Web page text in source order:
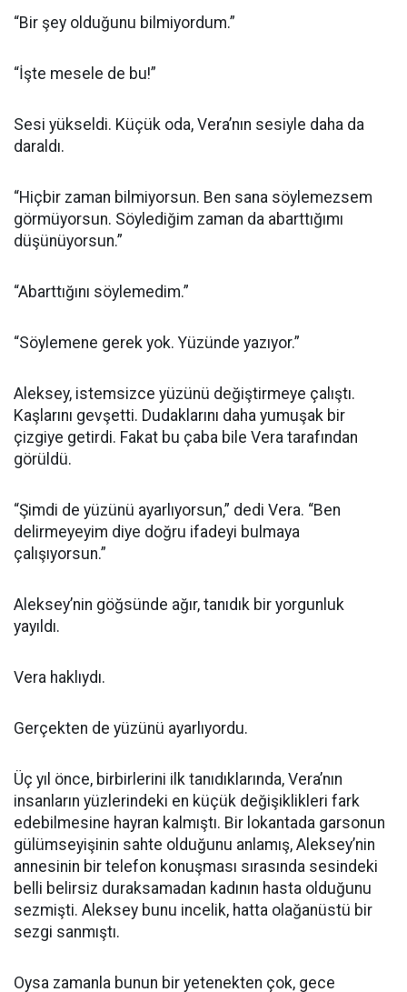
“Bir şey olduğunu bilmiyordum.”
“İşte mesele de bu!”
Sesi yükseldi. Küçük oda, Vera’nın sesiyle daha da
daraldı.
“Hiçbir zaman bilmiyorsun. Ben sana söylemezsem
görmüyorsun. Söylediğim zaman da abarttığımı
düşünüyorsun.”
“Abarttığını söylemedim.”
“Söylemene gerek yok. Yüzünde yazıyor.”
Aleksey, istemsizce yüzünü değiştirmeye çalıştı.
Kaşlarını gevşetti. Dudaklarını daha yumuşak bir
çizgiye getirdi. Fakat bu çaba bile Vera tarafından
görüldü.
“Şimdi de yüzünü ayarlıyorsun,” dedi Vera. “Ben
delirmeyeyim diye doğru ifadeyi bulmaya
çalışıyorsun.”
Aleksey’nin göğsünde ağır, tanıdık bir yorgunluk
yayıldı.
Vera haklıydı.
Gerçekten de yüzünü ayarlıyordu.
Üç yıl önce, birbirlerini ilk tanıdıklarında, Vera’nın
insanların yüzlerindeki en küçük değişiklikleri fark
edebilmesine hayran kalmıştı. Bir lokantada garsonun
gülümseyişinin sahte olduğunu anlamış, Aleksey’nin
annesinin bir telefon konuşması sırasında sesindeki
belli belirsiz duraksamadan kadının hasta olduğunu
sezmişti. Aleksey bunu incelik, hatta olağanüstü bir
sezgi sanmıştı.
Oysa zamanla bunun bir yetenekten çok, gece